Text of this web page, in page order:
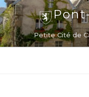
Aller
au
contenu
principal
Petite Cité de